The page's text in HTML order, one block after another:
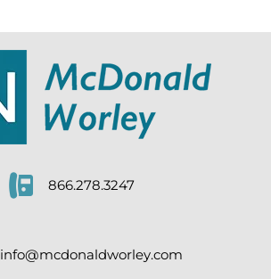
866.278.3247
info@mcdonaldworley.com